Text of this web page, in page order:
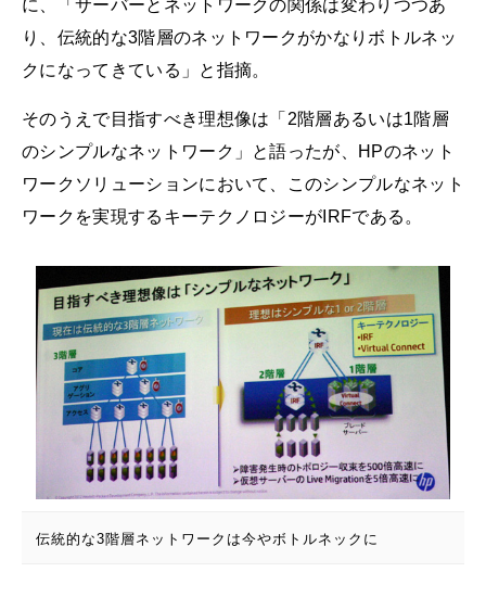
に、「サーバーとネットワークの関係は変わりつつあ
り、伝統的な3階層のネットワークがかなりボトルネッ
クになってきている」と指摘。
そのうえで目指すべき理想像は「2階層あるいは1階層
のシンプルなネットワーク」と語ったが、HPのネット
ワークソリューションにおいて、このシンプルなネット
ワークを実現するキーテクノロジーがIRFである。
伝統的な3階層ネットワークは今やボトルネックに